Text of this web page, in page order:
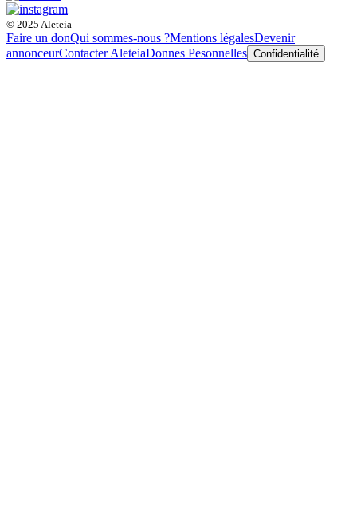
© 2025 Aleteia
Faire un donQui sommes-nous ?Mentions légalesDevenir
annonceurContacter AleteiaDonnes Pesonnelles Confidentialité